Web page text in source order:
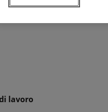
lavoro